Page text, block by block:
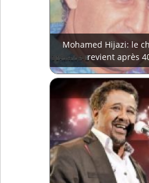
Mohamed Hijazi: le
revient après